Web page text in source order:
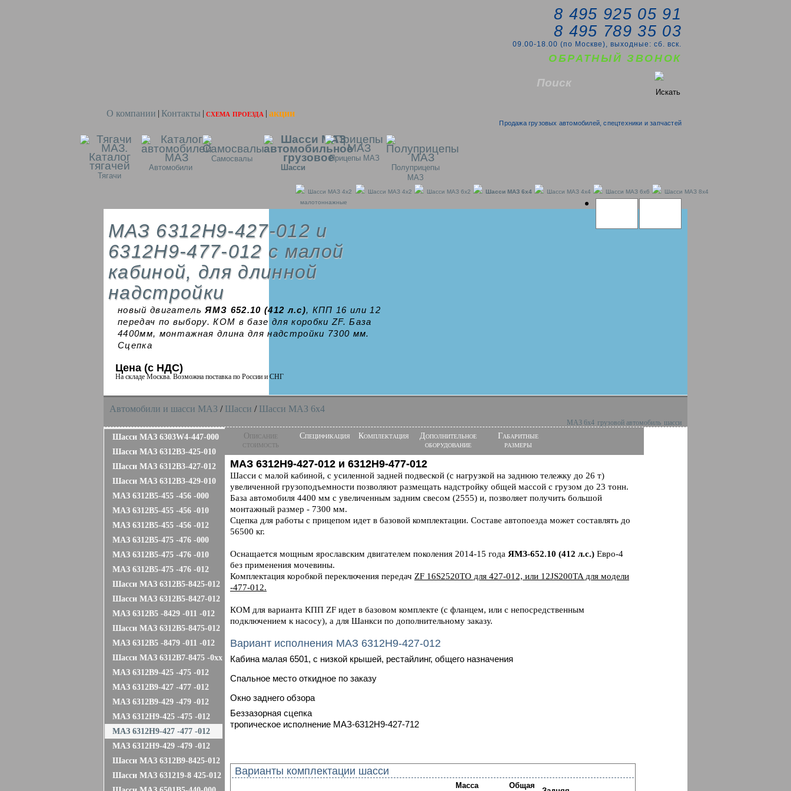
О компании Контакты схема проезда акции
8 495 925 05 91
8 495 789 35 03
09.00-18.00 (по Москве), выходные: сб. вск.
ОБРАТНЫЙ ЗВОНОК
Продажа грузовых автомобилей, спецтехники и запчастей
Тягачи
Автомобили
Самосвалы
Шасси
Прицепы МАЗ
Полуприцепы
МАЗ
Шасси МАЗ 4x2
малотоннажные
Шасси МАЗ 4x2 Шасси МАЗ 6x2 Шасси МАЗ 6x4 Шасси МАЗ 4x4 Шасси МАЗ 6x6 Шасси МАЗ 8x4
МАЗ 6312Н9-427-012 и
6312Н9-477-012 с малой
кабиной, для длинной
надстройки
новый двигательЯМЗ 652.10 (412 л.с), КПП 16 или 12
передач по выбору. КОМ в базе для коробки ZF. База
4400мм, монтажная длина для надстройки 7300 мм.
Сцепка
Цена (с НДС)
На складе Москва. Возможна поставка по России и СНГ
Автомобили и шасси MAЗ / Шасси / Шасси МАЗ 6x4
МАЗ 6х4 грузовой автомобиль шасси
Шасси МАЗ 6303W4-447-000
Шасси МАЗ 6312B3-425-010
Шасси МАЗ 6312B3-427-012
Шасси МАЗ 6312B3-429-010
МАЗ 6312B5-455 -456 -000
МАЗ 6312B5-455 -456 -010
МАЗ 6312B5-455 -456 -012
МАЗ 6312B5-475 -476 -000
МАЗ 6312B5-475 -476 -010
МАЗ 6312B5-475 -476 -012
Шасси МАЗ 6312В5-8425-012
Шасси МАЗ 6312В5-8427-012
МАЗ 6312В5 -8429 -011 -012
Шасси МАЗ 6312В5-8475-012
МАЗ 6312В5 -8479 -011 -012
Шасси МАЗ 6312В7-8475 -0хх
МАЗ 6312B9-425 -475 -012
МАЗ 6312B9-427 -477 -012
МАЗ 6312B9-429 -479 -012
МАЗ 6312Н9-425 -475 -012
МАЗ 6312Н9-427 -477 -012
МАЗ 6312Н9-429 -479 -012
Шасси МАЗ 6312В9-8425-012
Шасси МАЗ 631219-8 425-012
Описание
стоимость
Спецификация Комплектация
Дополнительное
оборудование
Габаритные
размеры
МАЗ 6312Н9-427-012 и 6312Н9-477-012
Шасси с малой кабиной, с усиленной задней подвеской (с нагрузкой на заднюю тележку до 26 т)
увеличенной грузоподъемности позволяют размещать надстройку общей массой с грузом до 23 тонн.
База автомобиля 4400 мм с увеличенным задним свесом (2555) и, позволяет получить большой
монтажный размер - 7300 мм.
Сцепка для работы с прицепом идет в базовой комплектации. Составе автопоезда может составлять до
56500 кг.
Оснащается мощным ярославским двигателем поколения 2014-15 года ЯМЗ-652.10 (412 л.с.) Евро-4
без применения мочевины.
Комплектация коробкой переключения передач ZF 16S2520TO для 427-012, или 12JS200TA для модели
-477-012.
КОМ для варианта КПП ZF идет в базовом комплекте (с фланцем, или с непосредственным
подключением к насосу), а для Шанкси по дополнительному заказу.
Вариант исполнения МАЗ 6312H9-427-012
Кабина малая 6501, с низкой крышей, рестайлинг, общего назначения
Спальное место откидное по заказу
Окно заднего обзора
Беззазорная сцепка
тропическое исполнение МАЗ-6312Н9-427-712
Варианты комплектации шасси
Масса Общая